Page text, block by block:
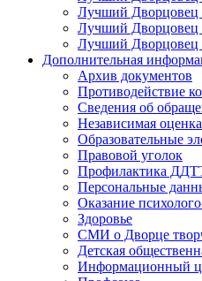
Лучший Дворцовец
Лучший Дворцовец
Лучший Дворцовец
Дополнительная
Архив документов
Противодействие
Сведения об
Независимая
Образовательные
Правовой уголок
Профилактика
Персональные
Оказание
Здоровье
СМИ о Дворце
Детская
Информационный